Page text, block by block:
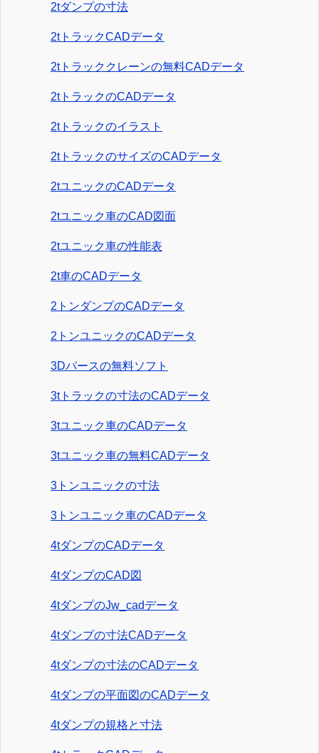
2tダンプの寸法
2tトラックCADデータ
2tトラッククレーンの無料CADデータ
2tトラックのCADデータ
2tトラックのイラスト
2tトラックのサイズのCADデータ
2tユニックのCADデータ
2tユニック車のCAD図面
2tユニック車の性能表
2t車のCADデータ
2トンダンプのCADデータ
2トンユニックのCADデータ
3Dパースの無料ソフト
3tトラックの寸法のCADデータ
3tユニック車のCADデータ
3tユニック車の無料CADデータ
3トンユニックの寸法
3トンユニック車のCADデータ
4tダンプのCADデータ
4tダンプのCAD図
4tダンプのJw_cadデータ
4tダンプの寸法CADデータ
4tダンプの寸法のCADデータ
4tダンプの平面図のCADデータ
4tダンプの規格と寸法